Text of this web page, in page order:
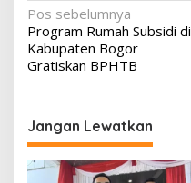
Navigasi
pos
Pos sebelumnya
Program Rumah Subsidi di
Kabupaten Bogor
Gratiskan BPHTB
Jangan Lewatkan